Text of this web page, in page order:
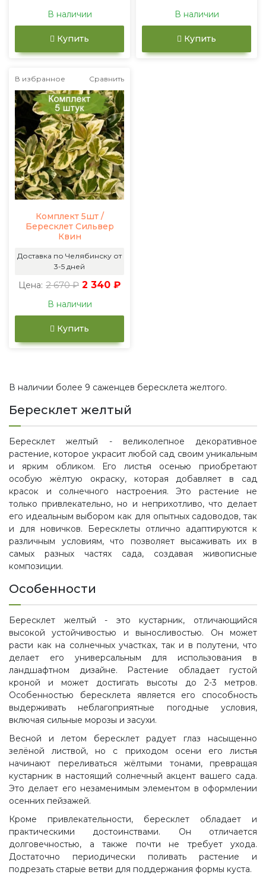
В наличии
Купить
В наличии
Купить
В избранное Сравнить
Комплект 5шт /
Бересклет Сильвер
Квин
Доставка по Челябинску от
3-5 дней
Цена: 2 670 ₽ 2 340 ₽
В наличии
Купить
В наличии более 9 саженцев бересклета желтого.
Бересклет желтый
Бересклет желтый - великолепное декоративное
растение, которое украсит любой сад своим уникальным
и ярким обликом. Его листья осенью приобретают
особую жёлтую окраску, которая добавляет в сад
красок и солнечного настроения. Это растение не
только привлекательно, но и неприхотливо, что делает
его идеальным выбором как для опытных садоводов, так
и для новичков. Бересклеты отлично адаптируются к
различным условиям, что позволяет высаживать их в
самых разных частях сада, создавая живописные
композиции.
Особенности
Бересклет желтый - это кустарник, отличающийся
высокой устойчивостью и выносливостью. Он может
расти как на солнечных участках, так и в полутени, что
делает его универсальным для использования в
ландшафтном дизайне. Растение обладает густой
кроной и может достигать высоты до 2-3 метров.
Особенностью бересклета является его способность
выдерживать неблагоприятные погодные условия,
включая сильные морозы и засухи.
Весной и летом бересклет радует глаз насыщенно
зелёной листвой, но с приходом осени его листья
начинают переливаться жёлтыми тонами, превращая
кустарник в настоящий солнечный акцент вашего сада.
Это делает его незаменимым элементом в оформлении
осенних пейзажей.
Кроме привлекательности, бересклет обладает и
практическими достоинствами. Он отличается
долговечностью, а также почти не требует ухода.
Достаточно периодически поливать растение и
подрезать старые ветви для поддержания формы куста.